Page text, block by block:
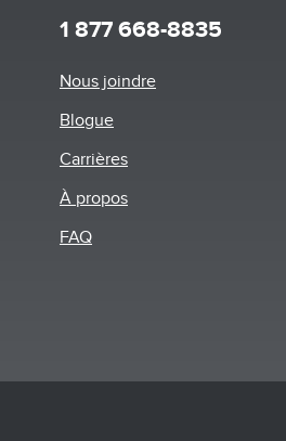
1 877 668-8835
Footer
Nous joindre
Blogue
Carrières
À propos
FAQ